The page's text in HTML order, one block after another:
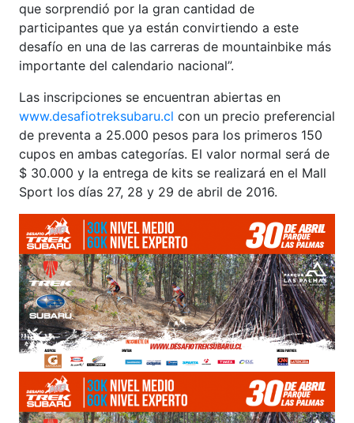
que sorprendió por la gran cantidad de
participantes que ya están convirtiendo a este
desafío en una de las carreras de mountainbike más
importante del calendario nacional”.
Las inscripciones se encuentran abiertas en
www.desafiotreksubaru.cl con un precio preferencial
de preventa a 25.000 pesos para los primeros 150
cupos en ambas categorías. El valor normal será de
$ 30.000 y la entrega de kits se realizará en el Mall
Sport los días 27, 28 y 29 de abril de 2016.